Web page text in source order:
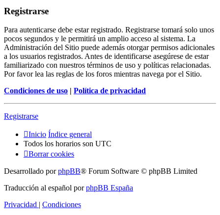
Registrarse
Para autenticarse debe estar registrado. Registrarse tomará solo unos
pocos segundos y le permitirá un amplio acceso al sistema. La
Administración del Sitio puede además otorgar permisos adicionales
a los usuarios registrados. Antes de identificarse asegúrese de estar
familiarizado con nuestros términos de uso y políticas relacionadas.
Por favor lea las reglas de los foros mientras navega por el Sitio.
Condiciones de uso | Política de privacidad
Registrarse
Inicio Índice general
Todos los horarios son UTC
Borrar cookies
Desarrollado porphpBB® Forum Software © phpBB Limited
Traducción al español porphpBB España
Privacidad | Condiciones